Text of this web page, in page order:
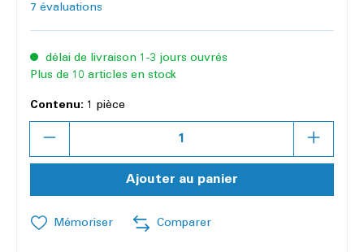
Note moyenne de 4.3 sur 5 étoiles
7 évaluations
délai de livraison 1-3 jours ouvrés
Plus de 10 articles en stock
Contenu: 1 pièce
Ajouter au panier
Mémoriser Comparer